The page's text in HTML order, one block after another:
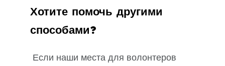
Хотите помочь другими
способами?
Если наши места для волонтеров